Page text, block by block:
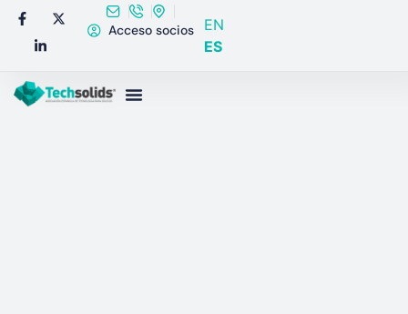
Acceso socios
EN
ES